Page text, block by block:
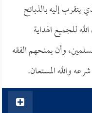
إليه بالذبائح
للجميع الهداية
وأن يمنحهم الفقه
والله المستعان.